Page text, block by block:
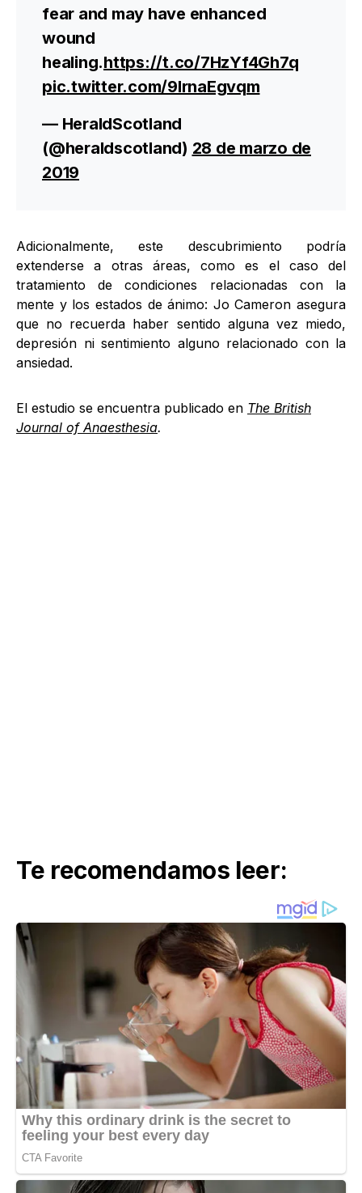
fear and may have enhanced
wound
healing.https://t.co/7HzYf4Gh7q
pic.twitter.com/9IrnaEgvqm
— HeraldScotland
(@heraldscotland) 28 de marzo de
2019
Adicionalmente, este descubrimiento podría
extenderse a otras áreas, como es el caso del
tratamiento de condiciones relacionadas con la
mente y los estados de ánimo: Jo Cameron asegura
que no recuerda haber sentido alguna vez miedo,
depresión ni sentimiento alguno relacionado con la
ansiedad.
El estudio se encuentra publicado en The British
Journal of Anaesthesia.
Te recomendamos leer: